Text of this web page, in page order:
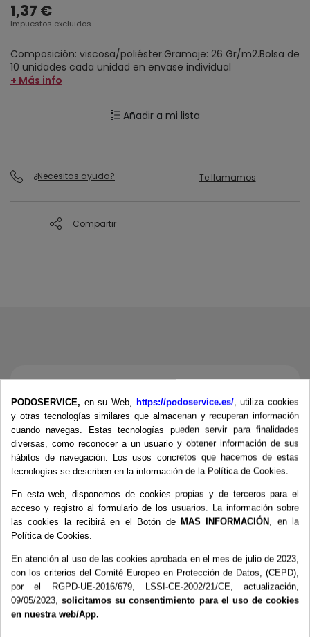
1,37 €
Impuestos excluidos
Composición: viscosa/poliéster.Gramaje: 26 Gr/m2.Bolsa de
10 unidades cada unidad en envase individual
+ Más info
Añadir a mi lista
¿Necesitas ayuda? Te llamamos
Compartir
Más información
Vendari Gasa es una venda de gasa orillada
está dentro de la categoría de vendas de
soporte. No tiene elasticidad y está formado por
un tejido de punto orillado, esto permite que la
venda no se deshilache por los laterales. Tiene
como finalidad la sujeción de todo tipo de
apósitos así como los vendajes de reposo y
viscosa/poliéster.Gramaje: 26 Gr/m2.Bolsa de
10 unidades cada unidad en envase individual
PODOSERVICE, en su Web, https://podoservice.es/, utiliza cookies
y otras tecnologías similares que almacenan y recuperan información
cuando navegas. Estas tecnologías pueden servir para finalidades
diversas, como reconocer a un usuario y obtener información de sus
hábitos de navegación. Los usos concretos que hacemos de estas
tecnologías se describen en la información de la Política de Cookies.
En esta web, disponemos de cookies propias y de terceros para el
acceso y registro al formulario de los usuarios. La información sobre
las cookies la recibirá en el Botón de MAS INFORMACIÓN , en la
Política de Cookies.
En atención al uso de las cookies aprobada en el mes de julio de 2023,
con los criterios del Comité Europeo en Protección de Datos, (CEPD),
por el RGPD-UE-2016/679, LSSI-CE-2002/21/CE, actualización,
09/05/2023,solicitamos su consentimiento para el uso de cookies
en nuestra web/App.